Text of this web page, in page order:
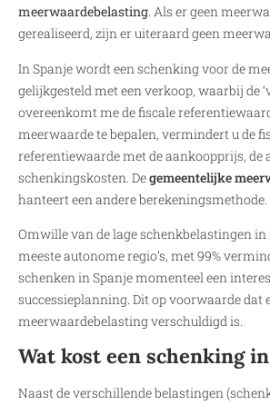
meerwaardebelasting. Als er geen
gerealiseerd, zijn er uiteraard geen
In Spanje wordt een schenking voor de
gelijkgesteld met een verkoop, waarbij de
overeenkomt me de fiscale
meerwaarde te bepalen, vermindert u de
referentiewaarde met de aankoopprijs, de
schenkingskosten. Degemeentelijke
hanteert een andere berekeningsmethode.
Omwille van de lage schenkbelastingen
meeste autonome regio’s, met 99%
schenken in Spanje momenteel een
successieplanning. Dit op voorwaarde dat
meerwaardebelasting verschuldigd is.
Wat kost een schenking
Naast de verschillende belastingen